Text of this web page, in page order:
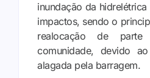
inundação da
impactos, sendo o
realocação de
comunidade, devido
alagada pela barragem.